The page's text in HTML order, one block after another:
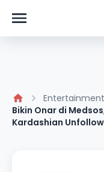
Entertainment
Bikin Onar di
Kardashian